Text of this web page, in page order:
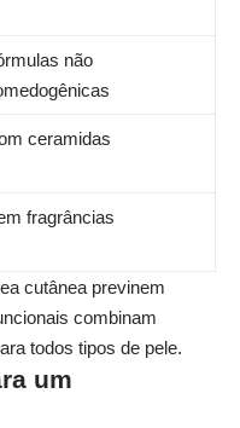
não
ceramidas
fragrâncias
cutânea previnem
combinam
todos tipos de pele.
um